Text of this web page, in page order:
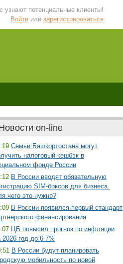
узнают потенциальные клиенты!
Войти или зарегистрироваться
on-line
Семьи Башкортостана могут
налоговый кешбэк в
фонде России
В России вводят обязательную
SIM-боксов для бизнеса.
чего это нужно?
В России появился первый стандарт
финансирования
ЦБ повысил прогноз по инфляции
2026 год до 6-7%
В России будут планировать
мобильность по новой